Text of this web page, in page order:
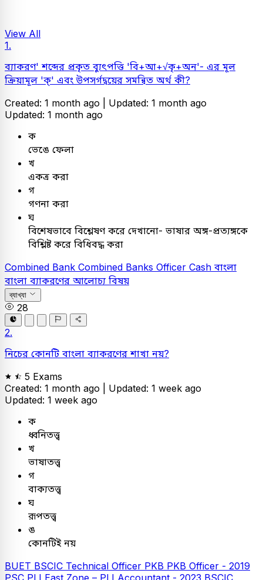
View All
1.
ব্যাকরণ' শব্দের প্রকৃত ব্যুৎপত্তি 'বি+আ+√কৃ+অন'- এর মূল
ক্রিয়ামূল 'ক্' এবং উপসর্গদ্বয়ের সমন্বিত অর্থ কী?
Created: 1 month ago | Updated: 1 month ago
Updated: 1 month ago
ক
ভেঙে ফেলা
খ
একত্র করা
গ
গণনা করা
ঘ
বিশেষভাবে বিশ্লেষণ করে দেখানো- ভাষার অঙ্গ-প্রত্যঙ্গকে
বিশ্লিষ্ট করে বিধিবদ্ধ করা
Combined Bank Combined Banks Officer Cash বাংলা
বাংলা ব্যাকরণের আলোচ্য বিষয়
ব্যাখ্যা
28
2.
নিচের কোনটি বাংলা ব্যাকরণের শাখা নয়?
5 Exams
Created: 1 month ago | Updated: 1 week ago
Updated: 1 week ago
ক
ধ্বনিতত্ত্ব
খ
ভাষাতত্ত্ব
গ
বাক্যতত্ত্ব
ঘ
রূপতত্ত্ব
ঙ
কোনটিই নয়
BUET BSCIC Technical Officer PKB PKB Officer - 2019